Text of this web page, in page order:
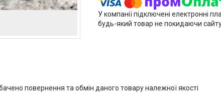
У компанії підключені електронні
будь-який товар не покидаючи
повернення та обмін даного товару належної якості